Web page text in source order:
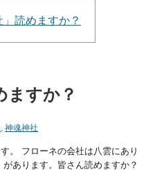
ますか？
, 神魂神社
。 フローネの会社は八雲にあり
あります。皆さん読めますか？